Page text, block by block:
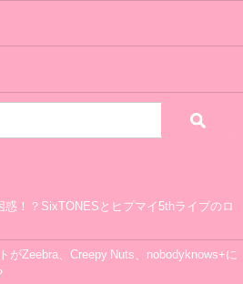
惑！？SixTONESとヒプマイ5thライブのロ
がZeebra、Creepy Nuts、nobodyknows+に